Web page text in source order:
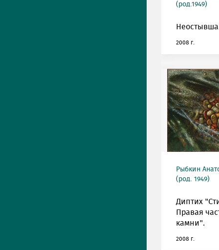
(род.1949)
2008 г.
Рыбкин
(род. 1949)
Диптих
Правая
камни".
2008 г.